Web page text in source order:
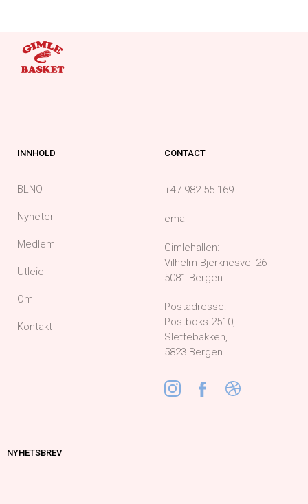
INNHOLD
BLNO
Nyheter
Medlem
Utleie
Om
Kontakt
CONTACT
+47 982 55 169
email
Gimlehallen:
Vilhelm Bjerknesvei 26
5081 Bergen
Postadresse:
Postboks 2510,
Slettebakken,
5823 Bergen
NYHETSBREV